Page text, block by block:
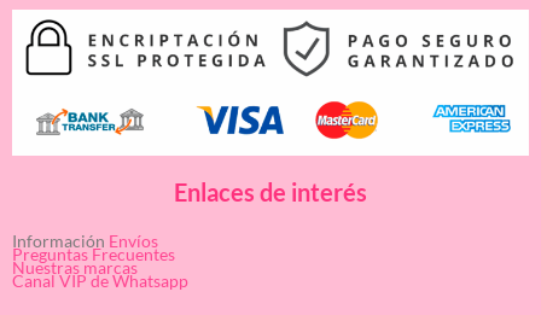
Enlaces de interés
Información Envíos
Preguntas Frecuentes
Nuestras marcas
Canal VIP de Whatsapp